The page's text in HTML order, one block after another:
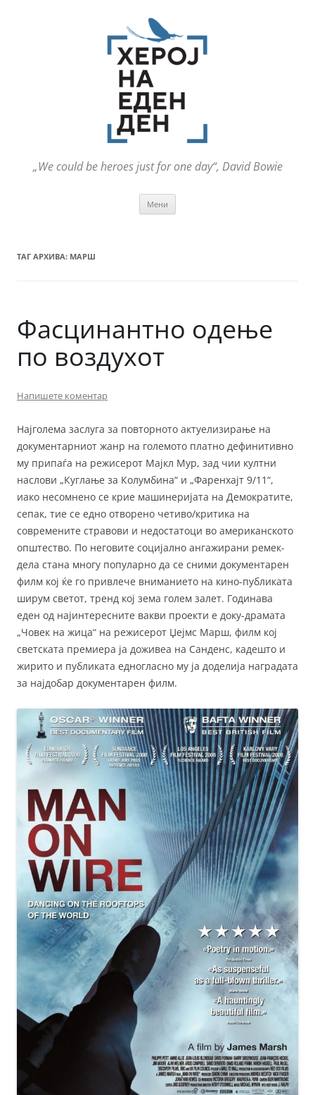
„We could be heroes just for one day“, David Bowie
Мени
ТАГ АРХИВА: МАРШ
Фасцинантно одење
по воздухот
Напишете коментар
Најголема заслуга за повторното актуелизирање на
документарниот жанр на големото платно дефинитивно
му припаѓа на режисерот Мајкл Мур, зад чии култни
наслови „Куглање за Колумбина“ и „Фаренхајт 9/11“,
иако несомнено се крие машинеријата на Демократите,
сепак, тие се едно отворено четиво/критика на
современите стравови и недостатоци во американското
општество. По неговите социјално ангажирани ремек-
дела стана многу популарно да се сними документарен
филм кој ќе го привлече вниманието на кино-публиката
ширум светот, тренд кој зема голем залет. Годинава
еден од најинтересните вакви проекти е доку-драмата
„Човек на жица“ на режисерот Џејмс Марш, филм кој
светската премиера ја доживеа на Санденс, кадешто и
жирито и публиката едногласно му ја доделија наградата
за најдобар документарен филм.